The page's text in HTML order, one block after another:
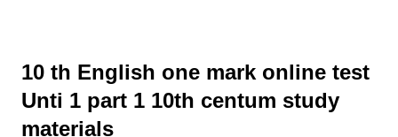
10 th English one mark online test
Unti 1 part 1 10th centum study
materials